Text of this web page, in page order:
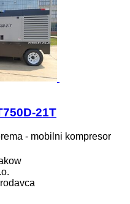
21T
- mobilni kompresor